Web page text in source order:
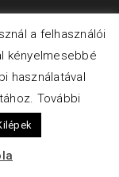
a felhasználói
kényelmesebbé
használatával
További